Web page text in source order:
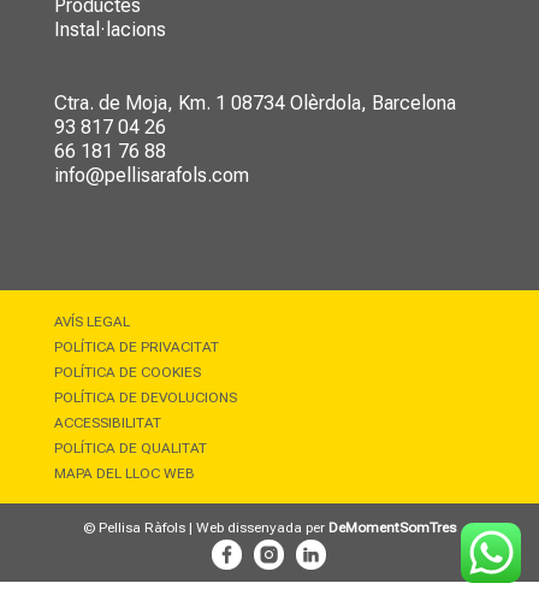
Productes
Instal·lacions
Ctra. de Moja, Km. 1 08734 Olèrdola, Barcelona
93 817 04 26
66 181 76 88
info@pellisarafols.com
AVÍS LEGAL
POLÍTICA DE PRIVACITAT
POLÍTICA DE COOKIES
POLÍTICA DE DEVOLUCIONS
ACCESSIBILITAT
POLÍTICA DE QUALITAT
MAPA DEL LLOC WEB
© Pellisa Ràfols | Web dissenyada per DeMomentSomTres